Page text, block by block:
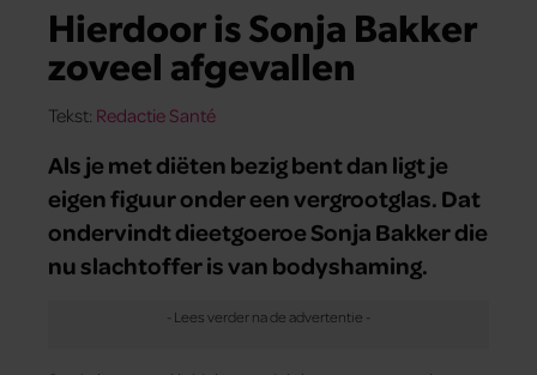
Hierdoor is Sonja Bakker
zoveel afgevallen
Tekst: Redactie Santé
Als je met diëten bezig bent dan ligt je
eigen figuur onder een vergrootglas. Dat
ondervindt dieetgoeroe Sonja Bakker die
nu slachtoffer is van bodyshaming.